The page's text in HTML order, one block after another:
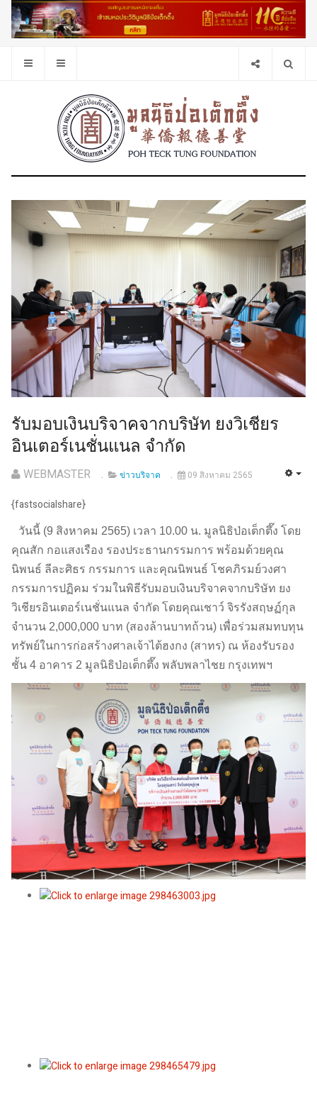
รับมอบเงินบริจาคจากบริษัท ยงวิเชียร
อินเตอร์เนชั่นแนล จำกัด
WEBMASTER ข่าวบริจาค 09 สิงหาคม 2565
{fastsocialshare}
วันนี้ (9 สิงหาคม 2565) เวลา 10.00 น. มูลนิธิป่อเต็กตึ๊ง โดย
คุณสัก กอแสงเรือง รองประธานกรรมการ พร้อมด้วยคุณ
นิพนธ์ ลีละศิธร กรรมการ และคุณนิพนธ์ โชคภิรมย์วงศา
กรรมการปฏิคม ร่วมในพิธีรับมอบเงินบริจาคจากบริษัท ยง
วิเชียรอินเตอร์เนชั่นแนล จำกัด โดยคุณเชาว์ จิรรังสฤษฏ์กุล
จำนวน 2,000,000 บาท (สองล้านบาทถ้วน) เพื่อร่วมสมทบทุน
ทรัพย์ในการก่อสร้างศาลเจ้าไต้ฮงกง (สาทร) ณ ห้องรับรอง
ชั้น 4 อาคาร 2 มูลนิธิป่อเต็กตึ๊ง พลับพลาไชย กรุงเทพฯ